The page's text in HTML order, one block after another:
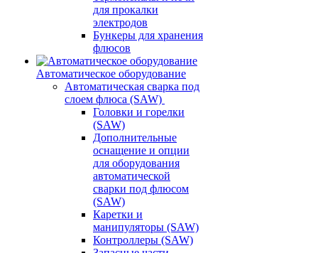
для прокалки
электродов
Бункеры для хранения
флюсов
Автоматическое оборудование
Автоматическая сварка под
слоем флюса (SAW)
Головки и горелки
(SAW)
Дополнительные
оснащение и опции
для оборудования
автоматической
сварки под флюсом
(SAW)
Каретки и
манипуляторы (SAW)
Контроллеры (SAW)